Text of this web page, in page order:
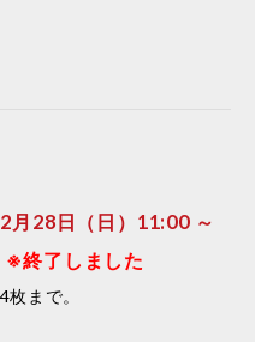
28日（日）11:00 ～
※終了しました
まで。